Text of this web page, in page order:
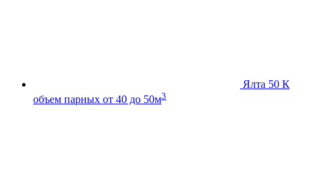
Ялта 50 К
объем парных от 40 до 50м3